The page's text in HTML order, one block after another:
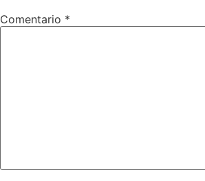
Comentario *